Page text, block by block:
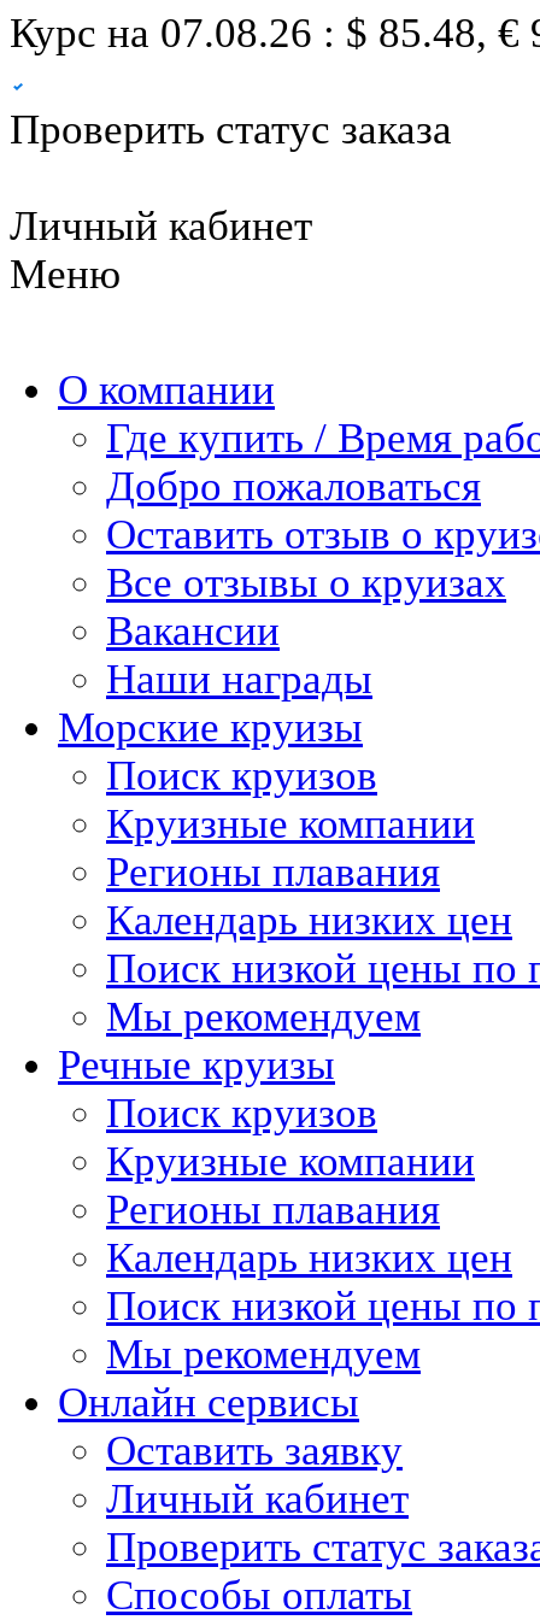
Курс на 07.08.26 : $ 85.48, €
Проверить статус заказа
Личный кабинет
Меню
О компании
Где купить / Время
Добро пожаловаться
Оставить отзыв о
Все отзывы о круизах
Вакансии
Наши награды
Морские круизы
Поиск круизов
Круизные компании
Регионы плавания
Календарь низких цен
Поиск низкой цены по
Мы рекомендуем
Речные круизы
Поиск круизов
Круизные компании
Регионы плавания
Календарь низких цен
Поиск низкой цены по
Мы рекомендуем
Онлайн сервисы
Оставить заявку
Личный кабинет
Проверить статус
Способы оплаты